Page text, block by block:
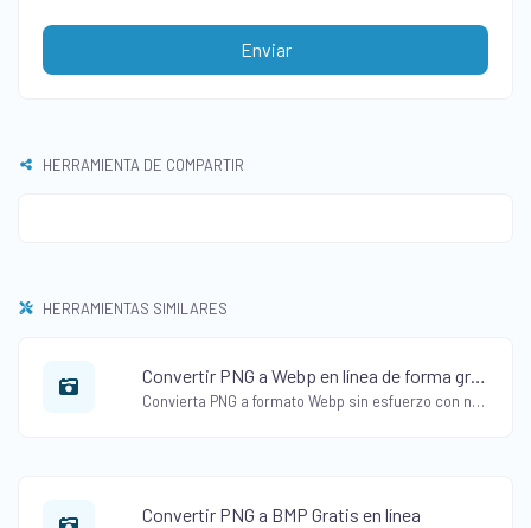
Enviar
HERRAMIENTA DE COMPARTIR
HERRAMIENTAS SIMILARES
Convierta PNG a formato Webp sin esfuerzo con nuestro conversor gratuito en línea de PNG a Webp. Comprima imágenes sin perder calidad.
Convertir PNG a BMP Gratis en línea